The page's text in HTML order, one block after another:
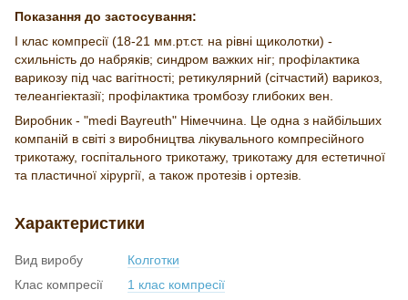
Показання до застосування:
I клас компресії (18-21 мм.рт.ст. на рівні щиколотки) -
схильність до набряків; синдром важких ніг; профілактика
варикозу під час вагітності; ретикулярний (сітчастий) варикоз,
телеангіектазії; профілактика тромбозу глибоких вен.
Виробник - "medi Bayreuth" Німеччина. Це одна з найбільших
компаній в світі з виробництва лікувального компресійного
трикотажу, госпітального трикотажу, трикотажу для естетичної
та пластичної хірургії, а також протезів і ортезів.
Характеристики
Вид виробу
Колготки
Клас компресії
1 клас компресії